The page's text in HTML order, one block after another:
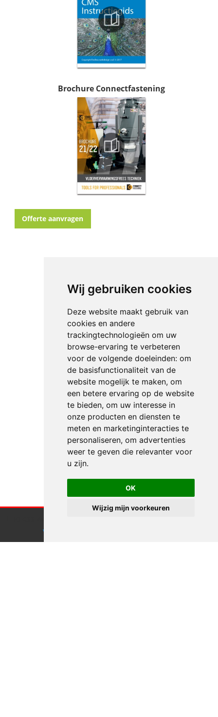
Wij gebruiken cookies
Deze website maakt gebruik van
cookies en andere
trackingtechnologieën om uw
browse-ervaring te verbeteren
voor de volgende doeleinden: om
de basisfunctionaliteit van de
website mogelijk te maken, om
een betere ervaring op de website
te bieden, om uw interesse in
onze producten en diensten te
meten en marketinginteracties te
personaliseren, om advertenties
weer te geven die relevanter voor
u zijn.
OK
Wijzig mijn voorkeuren
Brochure Connectfastening
Offerte aanvragen
voor meer informatie